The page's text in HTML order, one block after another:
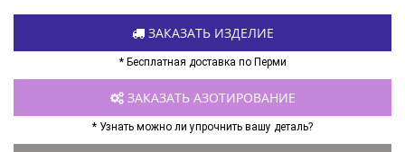
ЗАКАЗАТЬ ИЗДЕЛИЕ
* Бесплатная доставка по Перми
ЗАКАЗАТЬ АЗОТИРОВАНИЕ
* Узнать можно ли упрочнить вашу деталь?